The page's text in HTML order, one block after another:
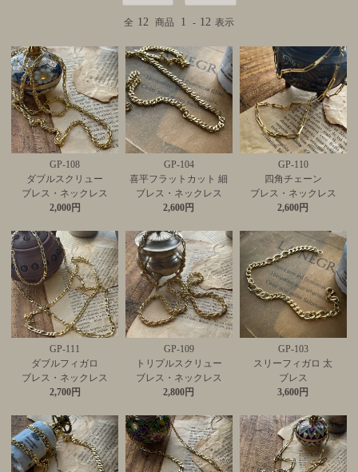
全 12 商品 1 - 12 表示
GP-108
ダブルスクリュー
ブレス・ネックレス
2,000円
GP-104
喜平フラットカット 細
ブレス・ネックレス
2,600円
GP-110
四角チェーン
ブレス・ネックレス
2,600円
GP-111
ダブルフィガロ
ブレス・ネックレス
2,700円
GP-109
トリプルスクリュー
ブレス・ネックレス
2,800円
GP-103
スリーフィガロ 太
ブレス
3,600円